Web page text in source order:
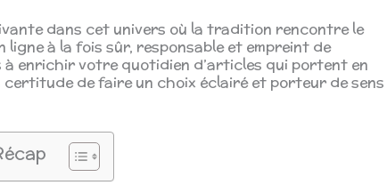
dans cet univers où la tradition rencontre le
ligne à la fois sûr, responsable et empreint de
enrichir votre quotidien d’articles qui portent en
certitude de faire un choix éclairé et porteur de sens